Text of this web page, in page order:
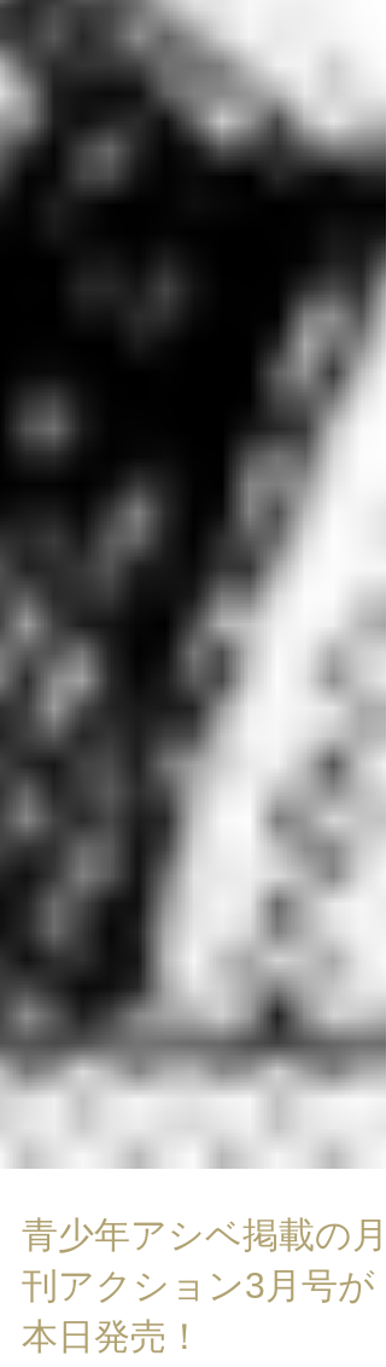
青少年アシベ掲載の月
刊アクション3月号が